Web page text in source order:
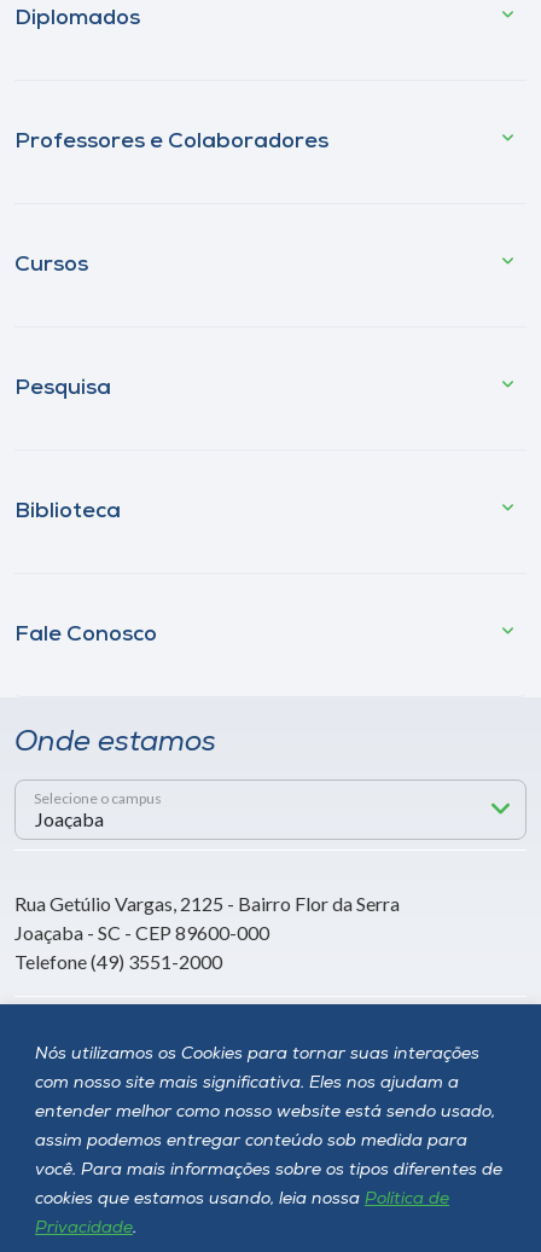
Nós utilizamos os Cookies para tornar suas interações
com nosso site mais significativa. Eles nos ajudam a
entender melhor como nosso website está sendo usado,
assim podemos entregar conteúdo sob medida para
você. Para mais informações sobre os tipos diferentes de
cookies que estamos usando, leia nossa Política de
Privacidade.
Diplomados
Professores e Colaboradores
Cursos
Pesquisa
Biblioteca
Fale Conosco
Onde estamos
Selecione o campus
Rua Getúlio Vargas, 2125 - Bairro Flor da Serra
Joaçaba - SC - CEP 89600-000
Telefone (49) 3551-2000
Siga a Unoesc